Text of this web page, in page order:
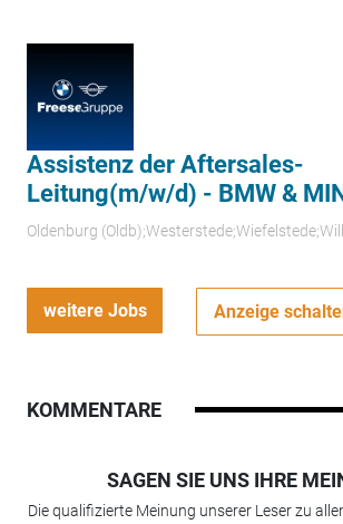
Assistenz der Aftersales-
Leitung(m/w/d) - BMW &
Oldenburg
weitere Jobs Anzeige
KOMMENTARE
SAGEN SIE UNS IHRE
Die qualifizierte Meinung unserer Leser zu